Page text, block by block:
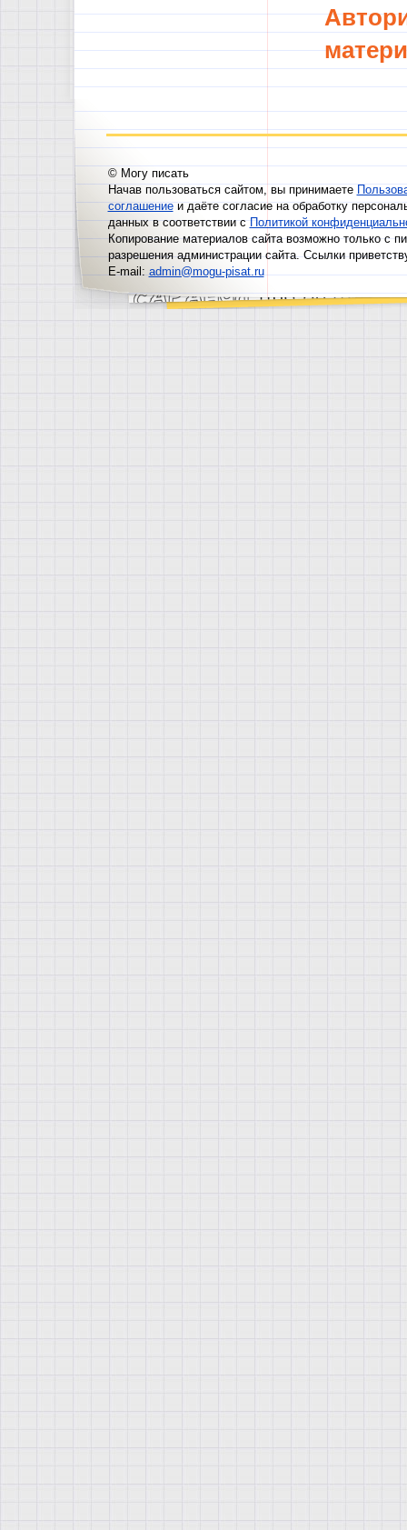
© Могу писать
Начав пользоваться сайтом, вы принимаете
соглашениеи даёте согласие на обработку
данных в соответствии сПолитикой
Копирование материалов сайта возможно только с
разрешения администрации сайта. Ссылки
E-mail:admin@mogu-pisat.ru